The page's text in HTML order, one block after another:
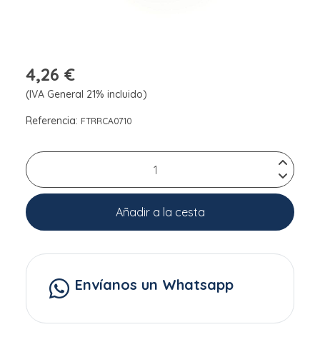
4,26 €
(IVA General 21% incluido)
Referencia: FTRRCA0710
Añadir a la cesta
Envíanos un Whatsapp